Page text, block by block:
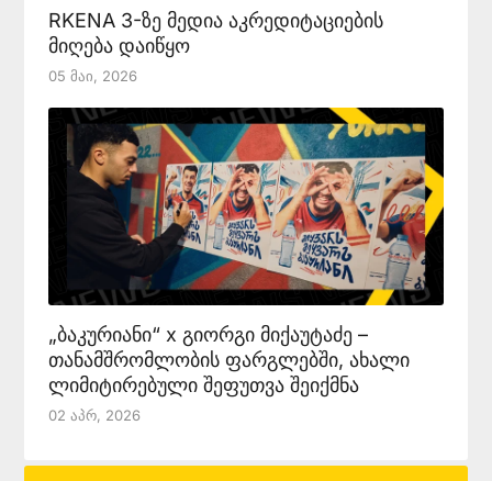
RKENA 3-ზე მედია აკრედიტაციების
მიღება დაიწყო
05 Მაი, 2026
„ბაკურიანი“ x გიორგი მიქაუტაძე –
თანამშრომლობის ფარგლებში, ახალი
ლიმიტირებული შეფუთვა შეიქმნა
02 Აპრ, 2026